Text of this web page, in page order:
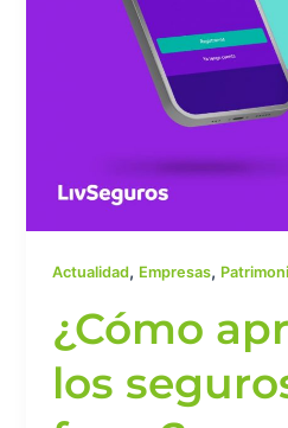
Actualidad, Empresas,
¿Cómo
los